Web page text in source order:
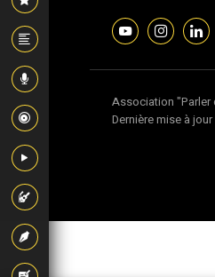
Association "Parler
Dernière mise à